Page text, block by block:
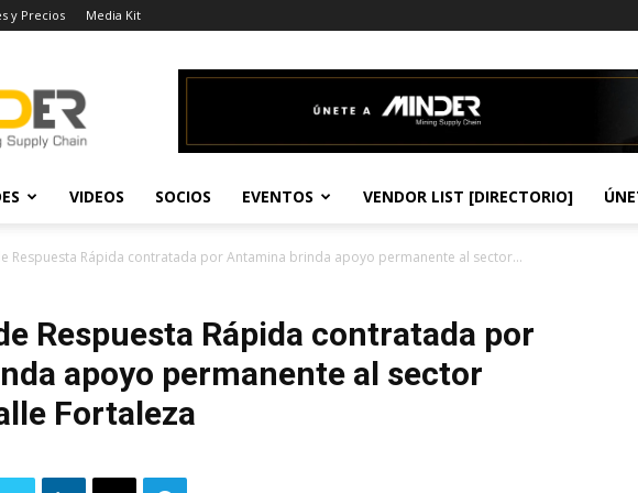
y Precios Media Kit
VIDEOS SOCIOS EVENTOS VENDOR LIST [DIRECTORIO]
Respuesta Rápida contratada por Antamina brinda apoyo permanente al sector...
Respuesta Rápida contratada por
apoyo permanente al sector
Fortaleza